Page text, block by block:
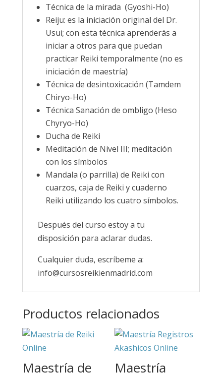
Técnica de la mirada (Gyoshi-Ho)
Reiju: es la iniciación original del Dr.
Usui; con esta técnica aprenderás a
iniciar a otros para que puedan
practicar Reiki temporalmente (no es
iniciación de maestría)
Técnica de desintoxicación (Tamdem
Chiryo-Ho)
Técnica Sanación de ombligo (Heso
Chyryo-Ho)
Ducha de Reiki
Meditación de Nivel III; meditación
con los símbolos
Mandala (o parrilla) de Reiki con
cuarzos, caja de Reiki y cuaderno
Reiki utilizando los cuatro símbolos.
Después del curso estoy a tu
disposición para aclarar dudas.
Cualquier duda, escríbeme a:
info@cursosreikienmadrid.com
Productos relacionados
Maestría de Maestría